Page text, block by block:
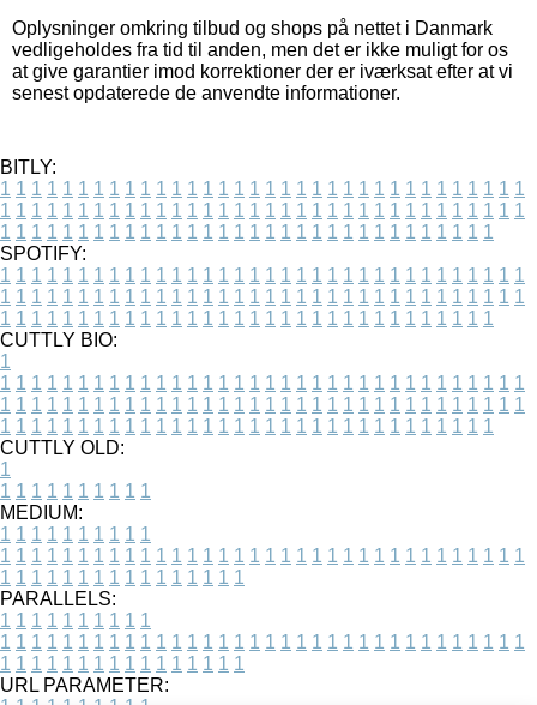
Oplysninger omkring tilbud og shops på nettet i Danmark
vedligeholdes fra tid til anden, men det er ikke muligt for os
at give garantier imod korrektioner der er iværksat efter at vi
senest opdaterede de anvendte informationer.
BITLY:
1 1 1 1 1 1 1 1 1 1 1 1 1 1 1 1 1 1 1 1 1 1 1 1 1 1 1 1 1 1 1 1 1 1
1 1 1 1 1 1 1 1 1 1 1 1 1 1 1 1 1 1 1 1 1 1 1 1 1 1 1 1 1 1 1 1 1 1
1 1 1 1 1 1 1 1 1 1 1 1 1 1 1 1 1 1 1 1 1 1 1 1 1 1 1 1 1 1 1 1
SPOTIFY:
1 1 1 1 1 1 1 1 1 1 1 1 1 1 1 1 1 1 1 1 1 1 1 1 1 1 1 1 1 1 1 1 1 1
1 1 1 1 1 1 1 1 1 1 1 1 1 1 1 1 1 1 1 1 1 1 1 1 1 1 1 1 1 1 1 1 1 1
1 1 1 1 1 1 1 1 1 1 1 1 1 1 1 1 1 1 1 1 1 1 1 1 1 1 1 1 1 1 1 1
CUTTLY BIO:
1
1 1 1 1 1 1 1 1 1 1 1 1 1 1 1 1 1 1 1 1 1 1 1 1 1 1 1 1 1 1 1 1 1 1
1 1 1 1 1 1 1 1 1 1 1 1 1 1 1 1 1 1 1 1 1 1 1 1 1 1 1 1 1 1 1 1 1 1
1 1 1 1 1 1 1 1 1 1 1 1 1 1 1 1 1 1 1 1 1 1 1 1 1 1 1 1 1 1 1 1
CUTTLY OLD:
1
1 1 1 1 1 1 1 1 1 1
MEDIUM:
1 1 1 1 1 1 1 1 1 1
1 1 1 1 1 1 1 1 1 1 1 1 1 1 1 1 1 1 1 1 1 1 1 1 1 1 1 1 1 1 1 1 1 1
1 1 1 1 1 1 1 1 1 1 1 1 1 1 1 1
PARALLELS:
1 1 1 1 1 1 1 1 1 1
1 1 1 1 1 1 1 1 1 1 1 1 1 1 1 1 1 1 1 1 1 1 1 1 1 1 1 1 1 1 1 1 1 1
1 1 1 1 1 1 1 1 1 1 1 1 1 1 1 1
URL PARAMETER: